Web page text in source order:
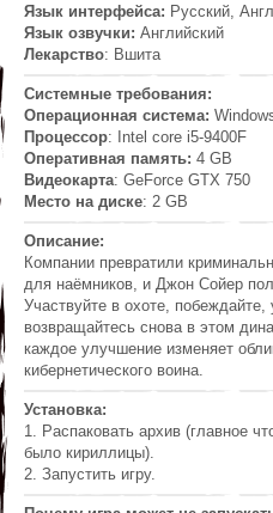
Язык интерфейса: Русский,
Язык озвучки: Английский
Лекарство: Вшита
Системные требования:
Операционная система:
Процессор: Intel core i5-9400F
Оперативная память: 4 GB
Видеокарта: GeForce GTX 750
Место на диске: 2 GB
Описание:
Компании превратили
для наёмников, и Джон Сойер
Участвуйте в охоте,
возвращайтесь снова в этом
каждое улучшение изменяет
кибернетического воина.
Установка:
1. Распаковать архив (главное
было кириллицы).
2. Запустить игру.